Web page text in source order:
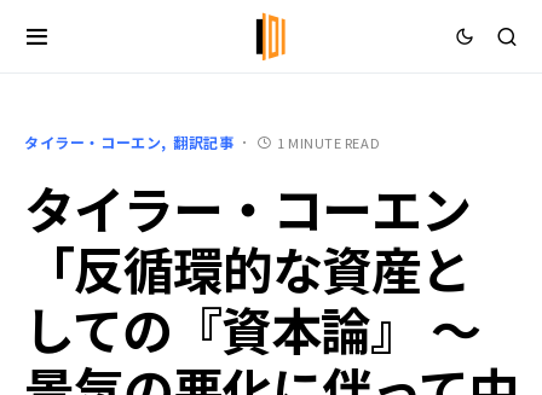
タイラー・コーエン 翻訳記事 1 MINUTE READ
タイラー・コーエン
「反循環的な資産と
しての『資本論』 ～